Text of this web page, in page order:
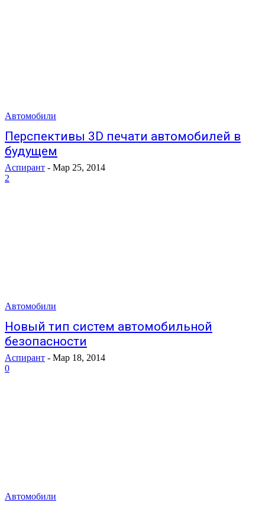
Автомобили
Перспективы 3D печати автомобилей в
будущем
Аспирант - Мар 25, 2014
2
Автомобили
Новый тип систем автомобильной
безопасности
Аспирант - Мар 18, 2014
0
Автомобили